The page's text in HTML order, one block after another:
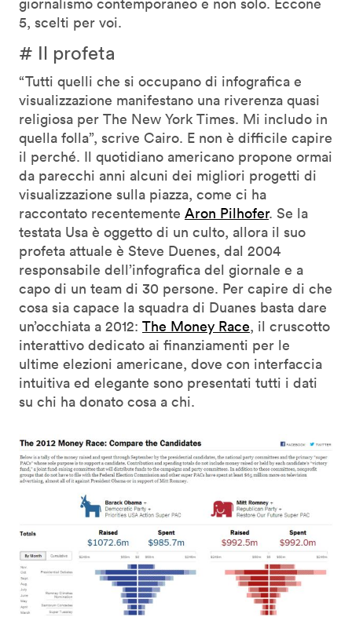
giornalismo contemporaneo e non solo. Eccone
5, scelti per voi.
# Il profeta
“Tutti quelli che si occupano di infografica e
visualizzazione manifestano una riverenza quasi
religiosa per The New York Times. Mi includo in
quella folla”, scrive Cairo. E non è difficile capire
il perché. Il quotidiano americano propone ormai
da parecchi anni alcuni dei migliori progetti di
visualizzazione sulla piazza, come ci ha
raccontato recentemente Aron Pilhofer. Se la
testata Usa è oggetto di un culto, allora il suo
profeta attuale è Steve Duenes, dal 2004
responsabile dell’infografica del giornale e a
capo di un team di 30 persone. Per capire di che
cosa sia capace la squadra di Duanes basta dare
un’occhiata a 2012: The Money Race, il cruscotto
interattivo dedicato ai finanziamenti per le
ultime elezioni americane, dove con interfaccia
intuitiva ed elegante sono presentati tutti i dati
su chi ha donato cosa a chi.